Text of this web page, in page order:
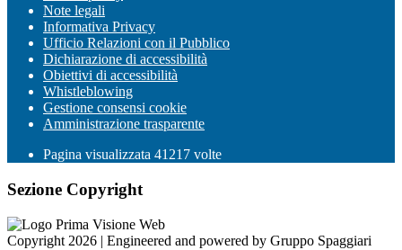
Note legali
Informativa Privacy
Ufficio Relazioni con il Pubblico
Dichiarazione di accessibilità
Obiettivi di accessibilità
Whistleblowing
Gestione consensi cookie
Amministrazione trasparente
Pagina visualizzata 41217 volte
Sezione Copyright
Copyright 2026 | Engineered and powered by Gruppo Spaggiari